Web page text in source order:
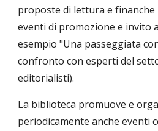
proposte di lettura e
eventi di promozione e invito
esempio "Una passeggiata
confronto con esperti del
editorialisti).
La biblioteca promuove e
periodicamente anche eventi